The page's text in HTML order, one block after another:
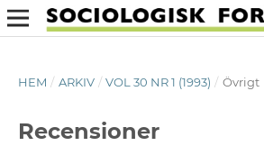
HEM / ARKIV / VOL 30 NR 1 (1993) / Övrigt
Recensioner